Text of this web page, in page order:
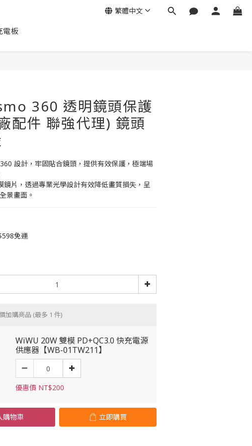
電板
繁體中文
360 透明鏡頭保護
配件 聯強代理) 鏡頭
設計，牢固貼合鏡頭，提供有效保護，極端場
鏡片，透過專業光學設計有效降低畫質損失，呈
景畫面。
免運
加購商品 (最多 1 件)
WiWU 20W 雙模 PD+QC3.0 快充電源
供應器【WB-01TW211】
優惠價 NT$200
購物車 立即購買